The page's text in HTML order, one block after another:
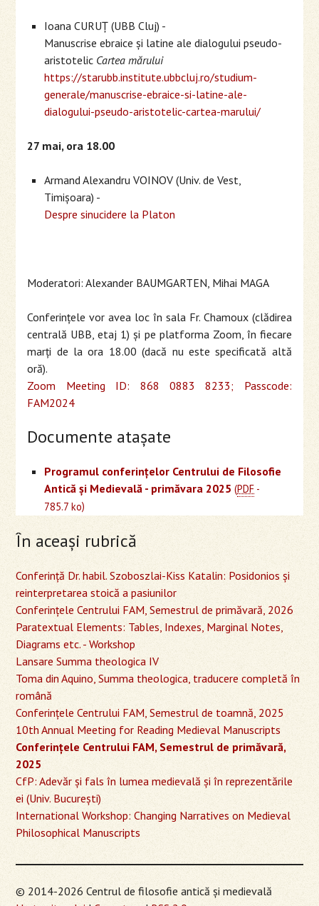
Ioana CURUȚ (UBB Cluj) -
Manuscrise ebraice și latine ale dialogului pseudo-
aristotelic Cartea mărului
https://starubb.institute.ubbcluj.ro/studium-
generale/manuscrise-ebraice-si-latine-ale-
dialogului-pseudo-aristotelic-cartea-marului/
27 mai, ora 18.00
Armand Alexandru VOINOV (Univ. de Vest,
Timișoara) -
Despre sinucidere la Platon
Moderatori: Alexander BAUMGARTEN, Mihai MAGA
Conferinţele vor avea loc în sala Fr. Chamoux (clădirea
centrală UBB, etaj 1) și pe platforma Zoom, în fiecare
marţi de la ora 18.00 (dacă nu este specificată altă
oră).
Zoom Meeting ID: 868 0883 8233; Passcode:
FAM2024
Documente ataşate
Programul conferinţelor Centrului de Filosofie
Antică şi Medievală - primăvara 2025 (PDF -
785.7 ko)
În aceaşi rubrică
Conferință Dr. habil. Szoboszlai-Kiss Katalin: Posidonios și
reinterpretarea stoică a pasiunilor
Conferinţele Centrului FAM, Semestrul de primăvară, 2026
Paratextual Elements: Tables, Indexes, Marginal Notes,
Diagrams etc. - Workshop
Lansare Summa theologica IV
Toma din Aquino, Summa theologica, traducere completă în
română
Conferinţele Centrului FAM, Semestrul de toamnă, 2025
10th Annual Meeting for Reading Medieval Manuscripts
Conferinţele Centrului FAM, Semestrul de primăvară,
2025
CfP: Adevăr și fals în lumea medievală și în reprezentările
ei (Univ. București)
International Workshop: Changing Narratives on Medieval
Philosophical Manuscripts
© 2014-2026 Centrul de filosofie antică şi medievală